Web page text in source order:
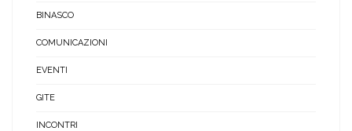
BINASCO
COMUNICAZIONI
EVENTI
GITE
INCONTRI